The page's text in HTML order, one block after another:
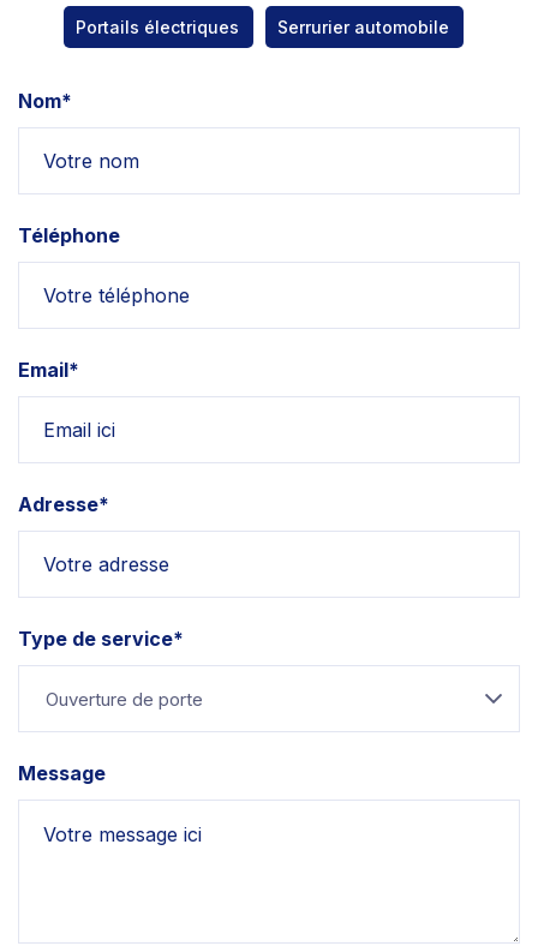
Portails électriques Serrurier automobile
Nom*
Téléphone
Email*
Adresse*
Type de service*
Ouverture de porte
Message